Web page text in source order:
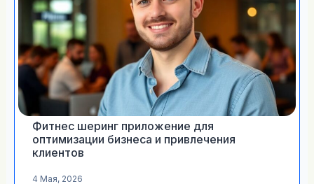
Фитнес шеринг приложение для
оптимизации бизнеса и привлечения
клиентов
4 Мая, 2026